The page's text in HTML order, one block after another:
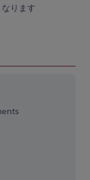
ります